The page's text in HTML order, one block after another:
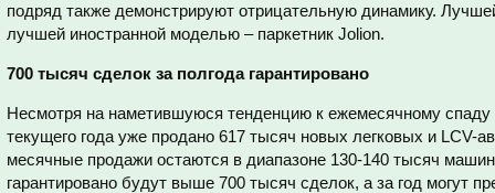
подряд также демонстрируют отрицательную динамику.
лучшей иностранной моделью – паркетник Jolion.
700 тысяч сделок за полгода гарантировано
Несмотря на наметившуюся тенденцию к ежемесячному
текущего года уже продано 617 тысяч новых легковых и LCV-
месячные продажи остаются в диапазоне 130-140 тысяч
гарантировано будут выше 700 тысяч сделок, а за год могут